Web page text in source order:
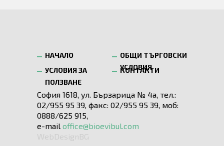
НАЧАЛО
ОБЩИ ТЪРГОВСКИ
УСЛОВИЯ
УСЛОВИЯ ЗА
ПОЛЗВАНЕ
КОНТАКТИ
София 1618, ул. Бързарица № 4а, тел.:
02/955 95 39, факс: 02/955 95 39, моб:
0888/625 915,
e-mail office@bioevibul.com
WebDesignBG